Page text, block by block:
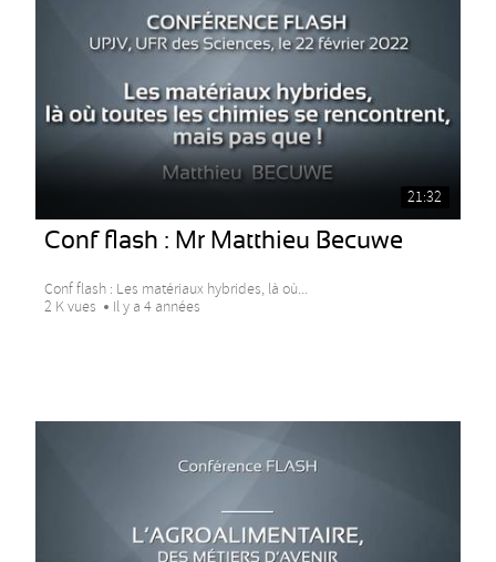
21:32
Conf flash : Mr Matthieu Becuwe
Conf flash : Les matériaux hybrides, là où...
2 K vues
Il y a 4 années